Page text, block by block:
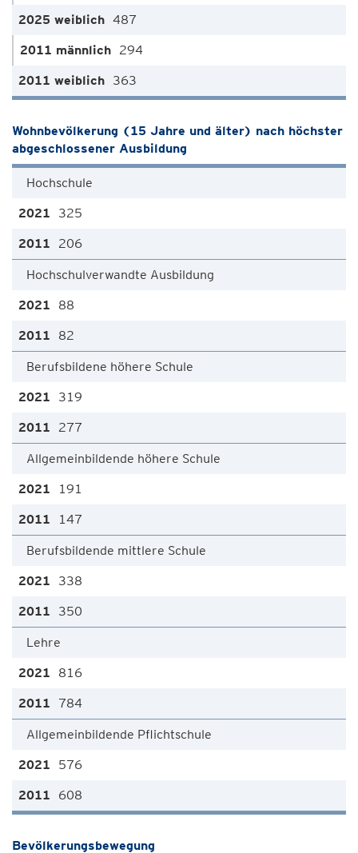
487
294
363
Wohnbevölkerung (15 Jahre und älter) nach höchster
abgeschlossener Ausbildung
Hochschule
325
206
Hochschulverwandte Ausbildung
88
82
Berufsbildene höhere Schule
319
277
Allgemeinbildende höhere Schule
191
147
Berufsbildende mittlere Schule
338
350
Lehre
816
784
Allgemeinbildende Pflichtschule
576
608
Bevölkerungsbewegung